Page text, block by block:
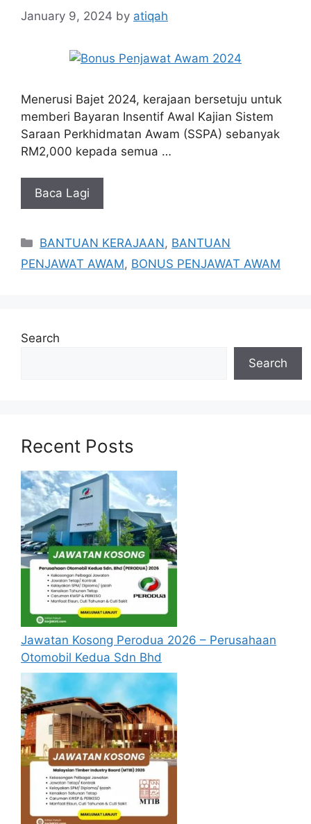
January 9, 2024 by atiqah
Menerusi Bajet 2024, kerajaan bersetuju untuk
memberi Bayaran Insentif Awal Kajian Sistem
Saraan Perkhidmatan Awam (SSPA) sebanyak
RM2,000 kepada semua …
Baca Lagi
Categories
BANTUAN KERAJAAN, BANTUAN
PENJAWAT AWAM, BONUS PENJAWAT AWAM
Search
Search
Recent Posts
Jawatan Kosong Perodua 2026 – Perusahaan
Otomobil Kedua Sdn Bhd